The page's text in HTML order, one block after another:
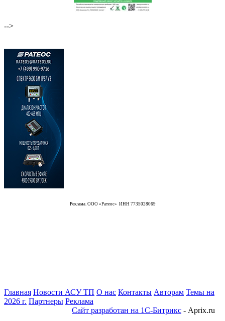
-->
Реклама. ООО «Ратеос» ИНН 7735028069
Главная Новости АСУ ТП О нас Контакты Авторам Темы на
2026 г. Партнеры Реклама
Сайт разработан на 1С-Битрикс - Aprix.ru